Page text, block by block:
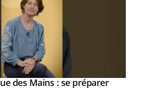
des Mains : se préparer